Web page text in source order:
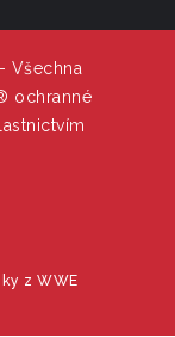
Všechna
ochranné
z WWE